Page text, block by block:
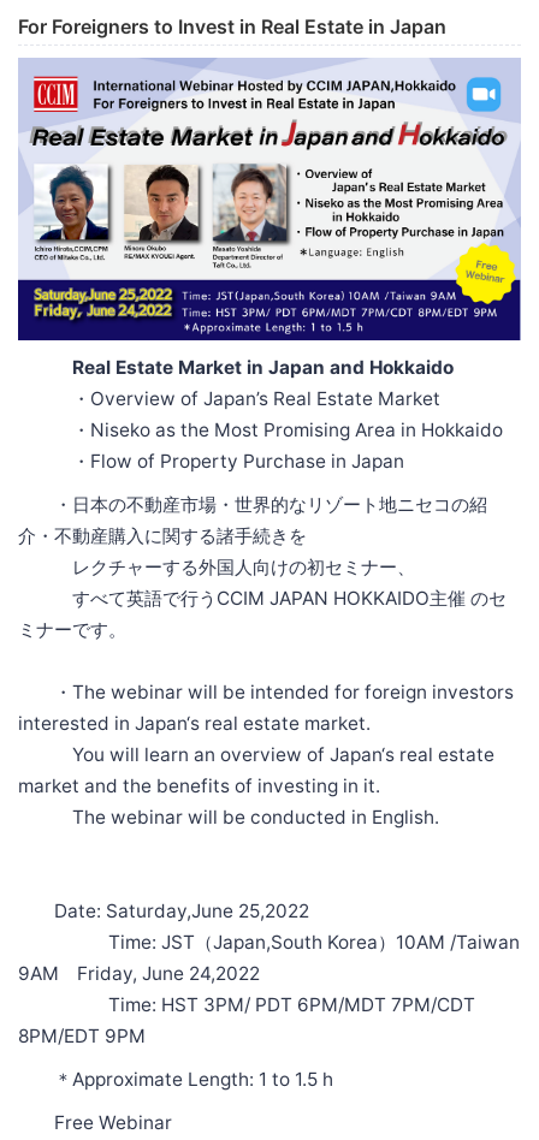
For Foreigners to Invest in Real Estate in Japan
Real Estate Market in Japan and Hokkaido
・Overview of Japan’s Real Estate Market
・Niseko as the Most Promising Area in Hokkaido
・Flow of Property Purchase in Japan
・日本の不動産市場・世界的なリゾート地ニセコの紹
介・不動産購入に関する諸手続きを
レクチャーする外国人向けの初セミナー、
すべて英語で行うCCIM JAPAN HOKKAIDO主催 のセ
ミナーです。
・The webinar will be intended for foreign investors
interested in Japan‘s real estate market.
You will learn an overview of Japan‘s real estate
market and the benefits of investing in it.
The webinar will be conducted in English.
Date: Saturday,June 25,2022
Time: JST（Japan,South Korea）10AM /Taiwan
9AM Friday, June 24,2022
Time: HST 3PM/ PDT 6PM/MDT 7PM/CDT
8PM/EDT 9PM
＊Approximate Length: 1 to 1.5 h
Free Webinar